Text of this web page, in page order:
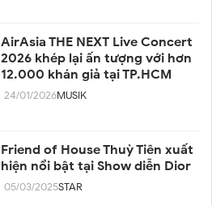
AirAsia THE NEXT Live Concert
2026 khép lại ấn tượng với hơn
12.000 khán giả tại TP.HCM
24/01/2026MUSIK
Friend of House Thuỳ Tiên xuất
hiện nổi bật tại Show diễn Dior
05/03/2025STAR